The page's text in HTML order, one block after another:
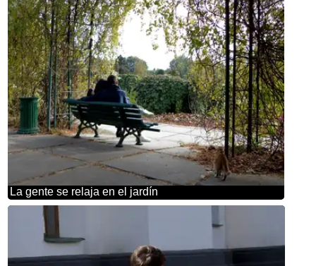
La gente se relaja en el jardín